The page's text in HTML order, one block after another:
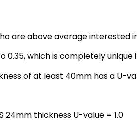
are above average interested
which is completely
of at least 40mm has a U-
24mm thickness U-value = 1.0